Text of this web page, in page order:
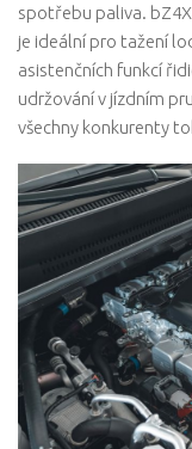
spotřebu paliva.
je ideální pro tažení
asistenčních funkcí
udržování v jízdním
všechny konkurenty